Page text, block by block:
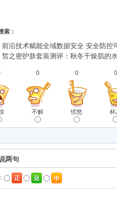
索：
前沿技术赋能全域数据安全 安全防控
皙之密护肤套装测评：秋冬干燥肌的
0
不解
0
愤怒
0
杯